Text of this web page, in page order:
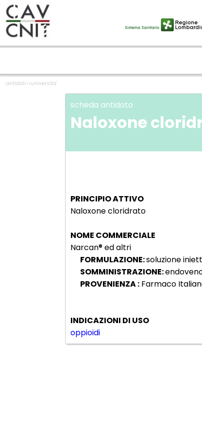
antidoti>>universita'
scheda antidoto
Naloxone
PRINCIPIO ATTIVO
Naloxone cloridrato
NOME COMMERCIALE
Narcan® ed altri
FORMULAZIONE:soluzione
SOMMINISTRAZIONE:
PROVENIENZA : Farmaco
INDICAZIONI DI USO
oppioidi